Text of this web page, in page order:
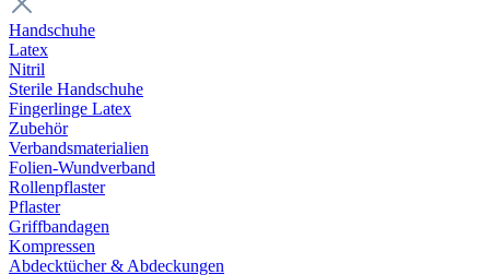
Handschuhe
Latex
Nitril
Sterile Handschuhe
Fingerlinge Latex
Zubehör
Verbandsmaterialien
Folien-Wundverband
Rollenpflaster
Pflaster
Griffbandagen
Kompressen
Abdecktücher & Abdeckungen